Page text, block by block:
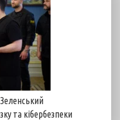
та кібербезпеки